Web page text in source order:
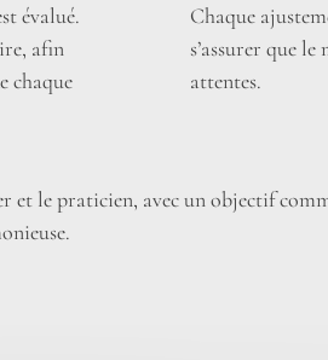
évalué.
afin
chaque
Chaque
s’assurer que
attentes.
et le praticien, avec un objectif